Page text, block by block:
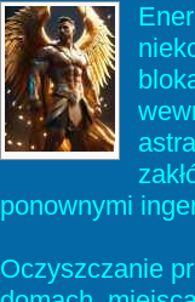
ponownymi
Oczyszczanie